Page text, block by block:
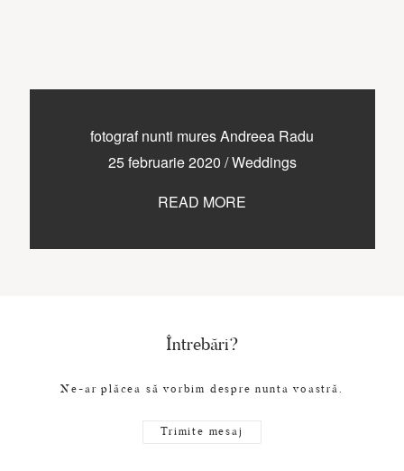
fotograf nunti mures Andreea Radu
25 februarie 2020 /Weddings
READ MORE
Întrebări?
Ne-ar plăcea să vorbim despre nunta voastră.
Trimite mesaj